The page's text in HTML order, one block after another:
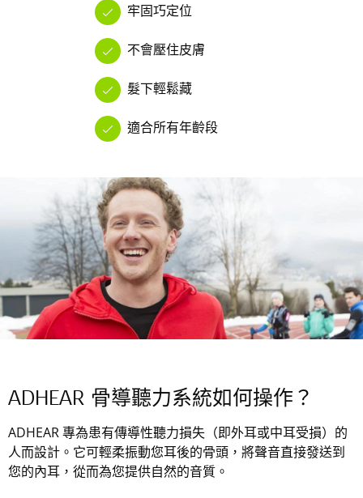
牢固巧定位
不會壓住皮膚
髮下輕鬆藏
適合所有年齡段
ADHEAR 骨導聽力系統如何操作？
ADHEAR 專為患有傳導性聽力損失（即外耳或中耳受損）的
人而設計。它可輕柔振動您耳後的骨頭，將聲音直接發送到
您的內耳，從而為您提供自然的音質。